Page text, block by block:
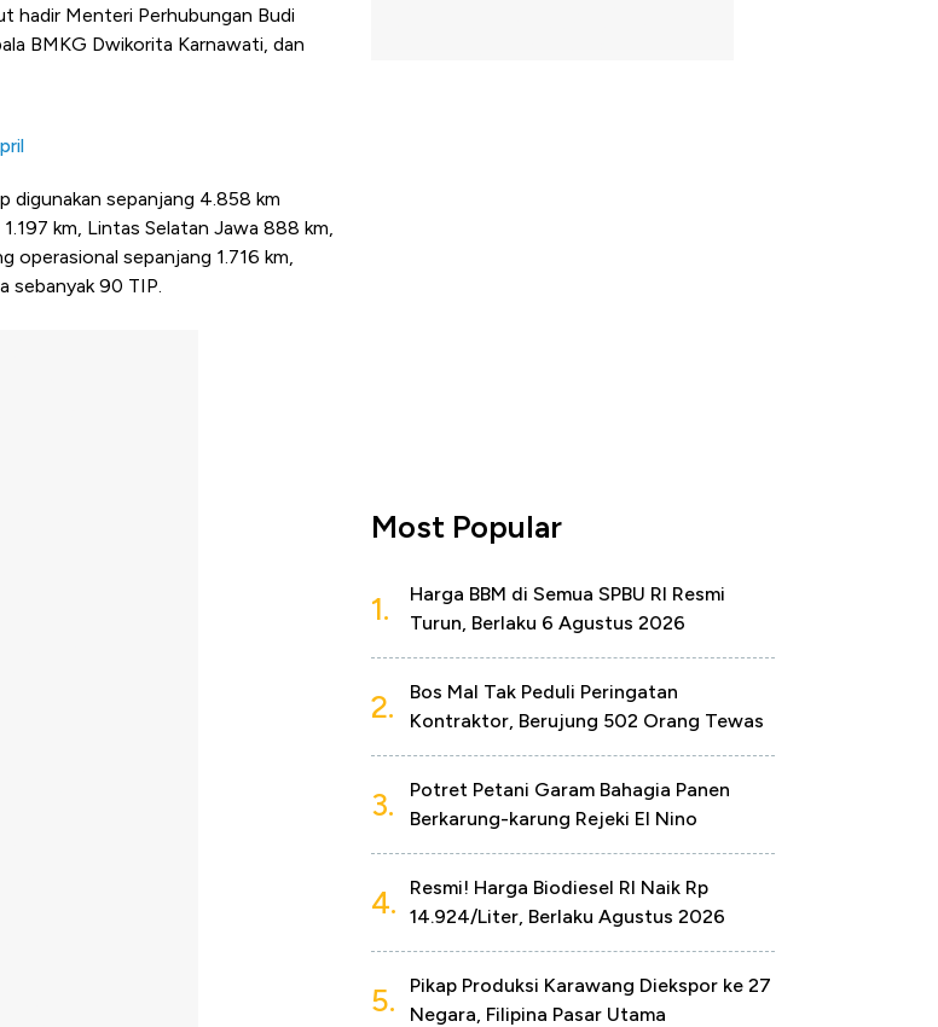
hadir Menteri Perhubungan Budi
BMKG Dwikorita Karnawati, dan
digunakan sepanjang 4.858 km
km, Lintas Selatan Jawa 888 km,
operasional sepanjang 1.716 km,
sebanyak 90 TIP.
Most Popular
1.
Harga BBM di Semua SPBU RI Resmi
Turun, Berlaku 6 Agustus 2026
2.
Bos Mal Tak Peduli Peringatan
Kontraktor, Berujung 502 Orang Tewas
3.
Potret Petani Garam Bahagia Panen
Berkarung-karung Rejeki El Nino
4.
Resmi! Harga Biodiesel RI Naik Rp
14.924/Liter, Berlaku Agustus 2026
5.
Pikap Produksi Karawang Diekspor ke 27
Negara, Filipina Pasar Utama